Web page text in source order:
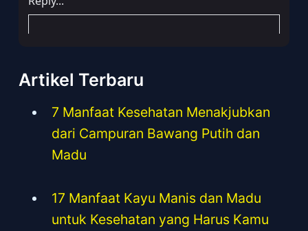
Artikel Terbaru
7 Manfaat Kesehatan Menakjubkan
dari Campuran Bawang Putih dan
Madu
17 Manfaat Kayu Manis dan Madu
untuk Kesehatan yang Harus Kamu